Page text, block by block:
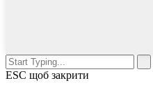
ESC щоб закрити